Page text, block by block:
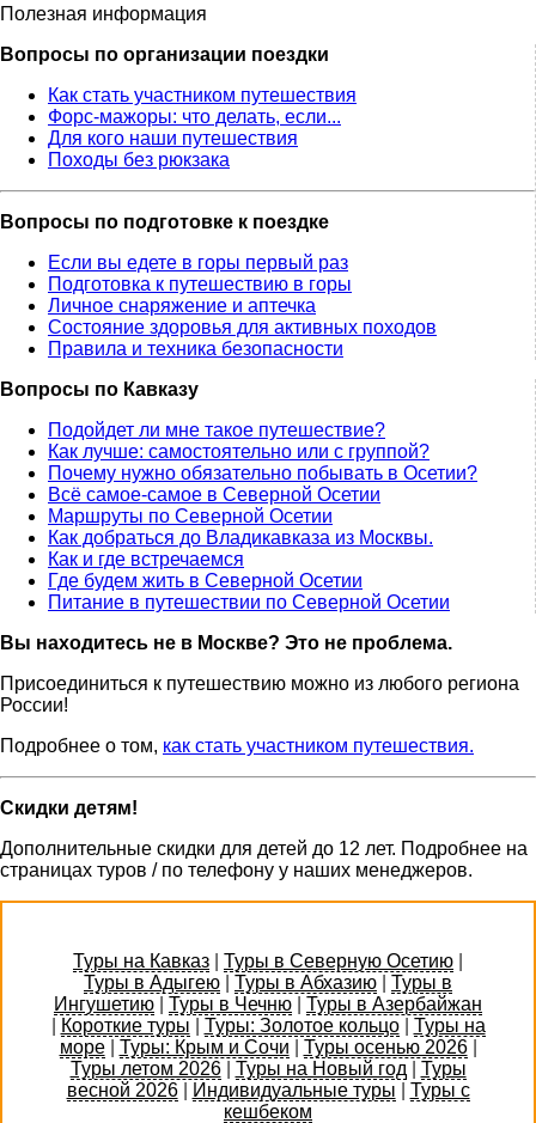
Полезная информация
Вопросы по организации поездки
Как стать участником путешествия
Форс-мажоры: что делать, если...
Для кого наши путешествия
Походы без рюкзака
Вопросы по подготовке к поездке
Если вы едете в горы первый раз
Подготовка к путешествию в горы
Личное снаряжение и аптечка
Состояние здоровья для активных походов
Правила и техника безопасности
Вопросы по Кавказу
Подойдет ли мне такое путешествие?
Как лучше: самостоятельно или с группой?
Почему нужно обязательно побывать в Осетии?
Всё самое-самое в Северной Осетии
Маршруты по Северной Осетии
Как добраться до Владикавказа из Москвы.
Как и где встречаемся
Где будем жить в Северной Осетии
Питание в путешествии по Северной Осетии
Вы находитесь не в Москве? Это не проблема.
Присоединиться к путешествию можно из любого региона
России!
Подробнее о том, как стать участником путешествия.
Скидки детям!
Дополнительные скидки для детей до 12 лет. Подробнее на
страницах туров / по телефону у наших менеджеров.
Туры на Кавказ Туры в Северную Осетию
Туры в Адыгею
Туры в Абхазию
Туры в
Ингушетию
Туры в Чечню
Туры в Азербайжан
Короткие туры Туры: Золотое кольцо| Туры на
море| Туры: Крым и Сочи Туры осенью 2026|
Туры летом 2026| Туры на Новый год
Туры
весной 2026| Индивидуальные туры
Туры с
кешбеком